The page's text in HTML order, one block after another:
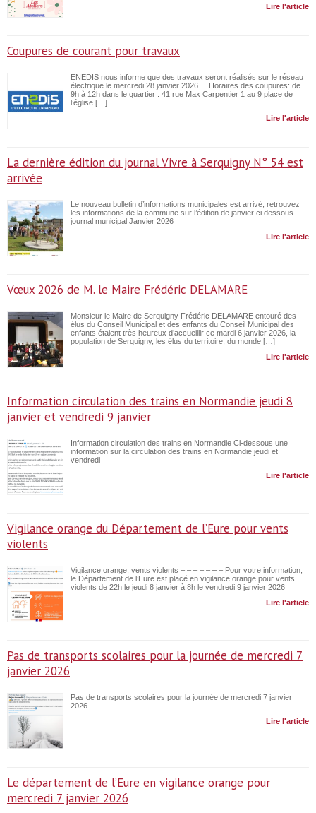
Lire l'article
Coupures de courant pour travaux
ENEDIS nous informe que des travaux seront réalisés sur le réseau
électrique le mercredi 28 janvier 2026 Horaires des coupures: de
9h à 12h dans le quartier : 41 rue Max Carpentier 1 au 9 place de
l’église […]
Lire l'article
La dernière édition du journal Vivre à Serquigny N° 54 est
arrivée
Le nouveau bulletin d’informations municipales est arrivé, retrouvez
les informations de la commune sur l’édition de janvier ci dessous
journal municipal Janvier 2026
Lire l'article
Vœux 2026 de M. le Maire Frédéric DELAMARE
Monsieur le Maire de Serquigny Frédéric DELAMARE entouré des
élus du Conseil Municipal et des enfants du Conseil Municipal des
enfants étaient très heureux d’accueillir ce mardi 6 janvier 2026, la
population de Serquigny, les élus du territoire, du monde […]
Lire l'article
Information circulation des trains en Normandie jeudi 8
janvier et vendredi 9 janvier
Information circulation des trains en Normandie Ci-dessous une
information sur la circulation des trains en Normandie jeudi et
vendredi
Lire l'article
Vigilance orange du Département de l’Eure pour vents
violents
Vigilance orange, vents violents – – – – – – – Pour votre information,
le Département de l’Eure est placé en vigilance orange pour vents
violents de 22h le jeudi 8 janvier à 8h le vendredi 9 janvier 2026
Lire l'article
Pas de transports scolaires pour la journée de mercredi 7
janvier 2026
Pas de transports scolaires pour la journée de mercredi 7 janvier
2026
Lire l'article
Le département de l’Eure en vigilance orange pour
mercredi 7 janvier 2026